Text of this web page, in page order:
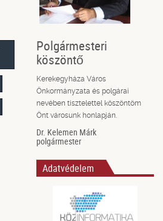
Polgármesteri
köszöntő
Kerekegyháza Város
Önkormányzata és polgárai
nevében tisztelettel köszöntöm
Önt városunk honlapján.
Dr. Kelemen Márk
polgármester
Adatvédelem